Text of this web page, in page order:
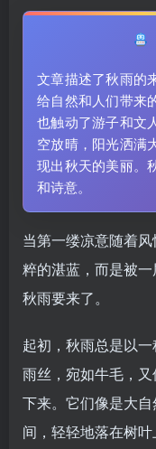
文章描述了秋雨的
给自然和人们带来
也触动了游子和文
空放晴，阳光洒满
现出秋天的美丽。
和诗意。
当第一缕凉意随着
粹的湛蓝，而是被
秋雨要来了。
起初，秋雨总是以
雨丝，宛如牛毛，
下来。它们像是大
间，轻轻地落在树